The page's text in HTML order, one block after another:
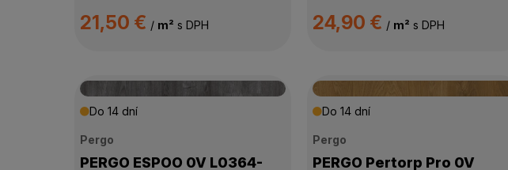
21,50 € / m² s DPH 24,90 € / m² s DPH
Do 14 dní
Pergo
PERGO ESPOO 0V L0364-
Do 14 dní
Pergo
PERGO Pertorp Pro 0V